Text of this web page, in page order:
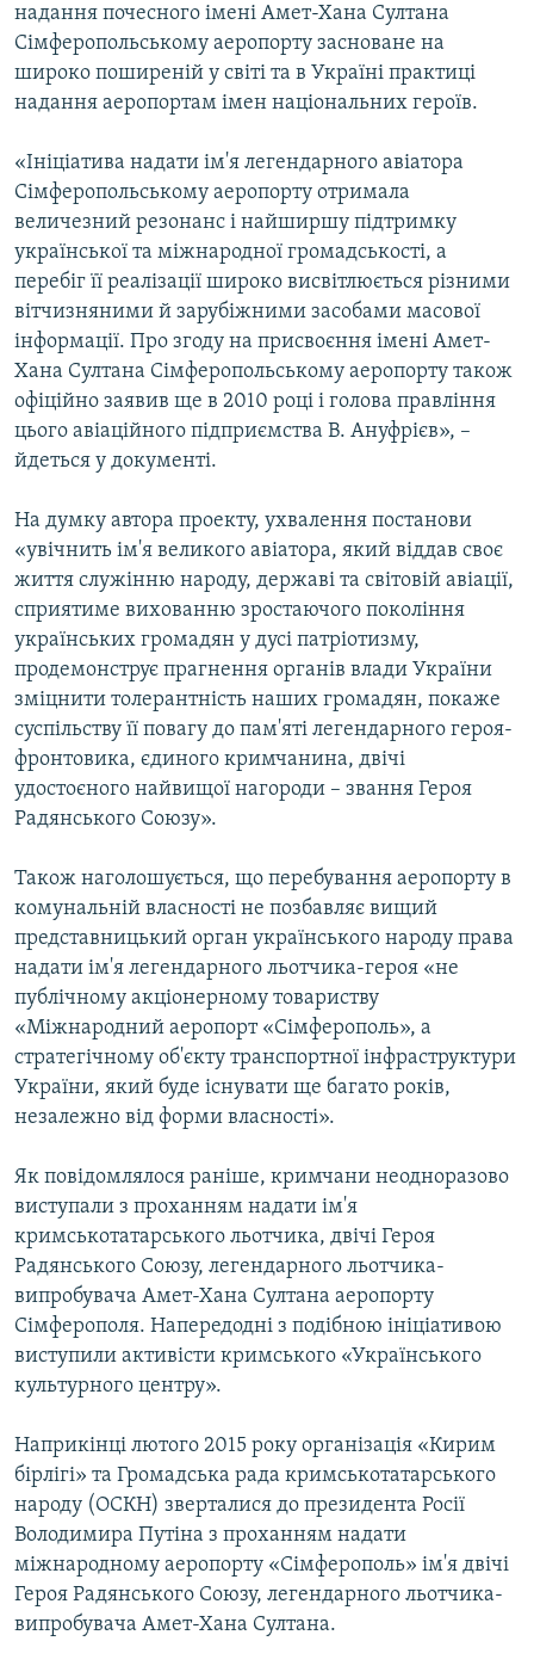
надання почесного імені Амет-Хана Султана
Сімферопольському аеропорту засноване на
широко поширеній у світі та в Україні практиці
надання аеропортам імен національних героїв.
«Ініціатива надати ім'я легендарного авіатора
Сімферопольському аеропорту отримала
величезний резонанс і найширшу підтримку
української та міжнародної громадськості, а
перебіг її реалізації широко висвітлюється різними
вітчизняними й зарубіжними засобами масової
інформації. Про згоду на присвоєння імені Амет-
Хана Султана Сімферопольському аеропорту також
офіційно заявив ще в 2010 році і голова правління
цього авіаційного підприємства В. Ануфрієв», –
йдеться у документі.
На думку автора проекту, ухвалення постанови
«увічнить ім'я великого авіатора, який віддав своє
життя служінню народу, державі та світовій авіації,
сприятиме вихованню зростаючого покоління
українських громадян у дусі патріотизму,
продемонструє прагнення органів влади України
зміцнити толерантність наших громадян, покаже
суспільству її повагу до пам'яті легендарного героя-
фронтовика, єдиного кримчанина, двічі
удостоєного найвищої нагороди – звання Героя
Радянського Союзу».
Також наголошується, що перебування аеропорту в
комунальній власності не позбавляє вищий
представницький орган українського народу права
надати ім'я легендарного льотчика-героя «не
публічному акціонерному товариству
«Міжнародний аеропорт «Сімферополь», а
стратегічному об'єкту транспортної інфраструктури
України, який буде існувати ще багато років,
незалежно від форми власності».
Як повідомлялося раніше, кримчани неодноразово
виступали з проханням надати ім'я
кримськотатарського льотчика, двічі Героя
Радянського Союзу, легендарного льотчика-
випробувача Амет-Хана Султана аеропорту
Сімферополя. Напередодні з подібною ініціативою
виступили активісти кримського «Українського
культурного центру».
Наприкінці лютого 2015 року організація «Кирим
бірлігі» та Громадська рада кримськотатарського
народу (ОСКН) зверталися до президента Росії
Володимира Путіна з проханням надати
міжнародному аеропорту «Сімферополь» ім'я двічі
Героя Радянського Союзу, легендарного льотчика-
випробувача Амет-Хана Султана.